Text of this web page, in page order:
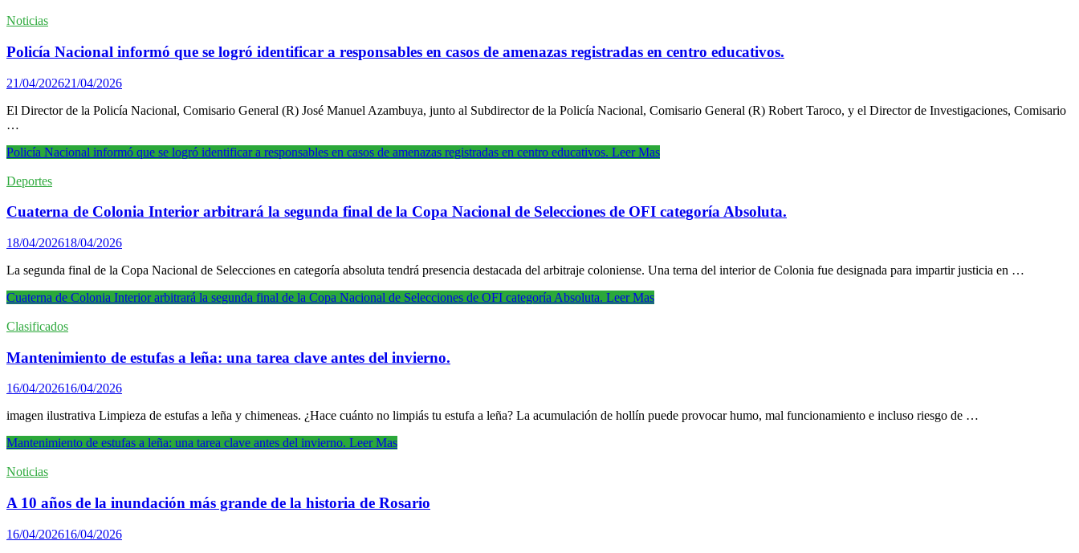
Noticias
Policía Nacional informó que se logró identificar a responsables en casos de amenazas registradas en centro educativos.
21/04/202621/04/2026
El Director de la Policía Nacional, Comisario General (R) José Manuel Azambuya, junto al Subdirector de la Policía Nacional, Comisario General (R) Robert Taroco, y el Director de Investigaciones, Comisario
…
Policía Nacional informó que se logró identificar a responsables en casos de amenazas registradas en centro educativos. Leer Mas
Deportes
Cuaterna de Colonia Interior arbitrará la segunda final de la Copa Nacional de Selecciones de OFI categoría Absoluta.
18/04/202618/04/2026
La segunda final de la Copa Nacional de Selecciones en categoría absoluta tendrá presencia destacada del arbitraje coloniense. Una terna del interior de Colonia fue designada para impartir justicia en …
Cuaterna de Colonia Interior arbitrará la segunda final de la Copa Nacional de Selecciones de OFI categoría Absoluta. Leer Mas
Clasificados
Mantenimiento de estufas a leña: una tarea clave antes del invierno.
16/04/202616/04/2026
imagen ilustrativa Limpieza de estufas a leña y chimeneas. ¿Hace cuánto no limpiás tu estufa a leña? La acumulación de hollín puede provocar humo, mal funcionamiento e incluso riesgo de …
Mantenimiento de estufas a leña: una tarea clave antes del invierno. Leer Mas
Noticias
A 10 años de la inundación más grande de la historia de Rosario
16/04/202616/04/2026